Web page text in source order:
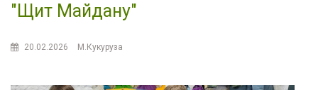
"Щит Майдану"
20.02.2026 М.Кукуруза